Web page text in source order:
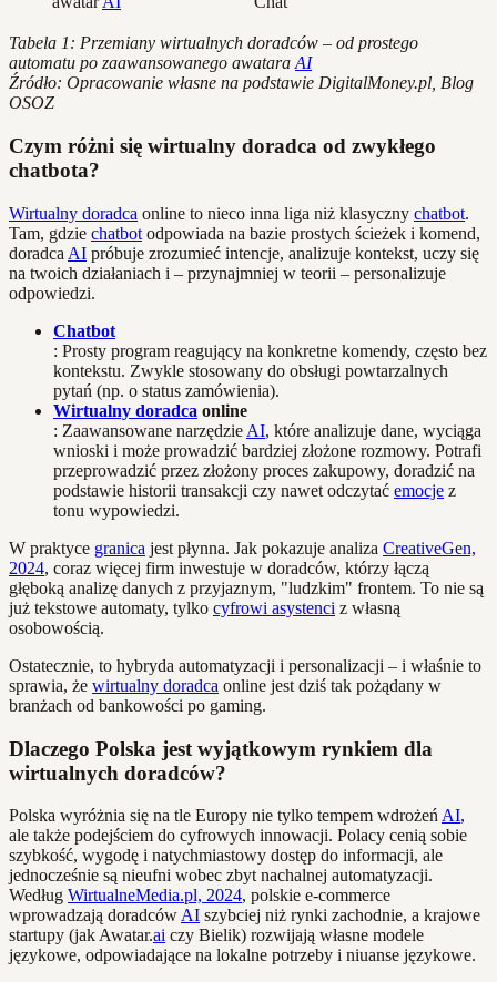
Tabela 1: Przemiany wirtualnych doradców – od prostego
automatu po zaawansowanego awatara AI
Źródło: Opracowanie własne na podstawie DigitalMoney.pl, Blog
OSOZ
Czym różni się wirtualny doradca od zwykłego
chatbota?
Wirtualny doradca online to nieco inna liga niż klasyczny chatbot.
Tam, gdzie chatbot odpowiada na bazie prostych ścieżek i komend,
doradca AI próbuje zrozumieć intencje, analizuje kontekst, uczy się
na twoich działaniach i – przynajmniej w teorii – personalizuje
odpowiedzi.
Chatbot
: Prosty program reagujący na konkretne komendy, często bez
kontekstu. Zwykle stosowany do obsługi powtarzalnych
pytań (np. o status zamówienia).
Wirtualny doradca online
: Zaawansowane narzędzie AI, które analizuje dane, wyciąga
wnioski i może prowadzić bardziej złożone rozmowy. Potrafi
przeprowadzić przez złożony proces zakupowy, doradzić na
podstawie historii transakcji czy nawet odczytać emocje z
tonu wypowiedzi.
W praktyce granica jest płynna. Jak pokazuje analiza CreativeGen,
2024, coraz więcej firm inwestuje w doradców, którzy łączą
głęboką analizę danych z przyjaznym, "ludzkim" frontem. To nie są
już tekstowe automaty, tylko cyfrowi asystenci z własną
osobowością.
Ostatecznie, to hybryda automatyzacji i personalizacji – i właśnie to
sprawia, że wirtualny doradca online jest dziś tak pożądany w
branżach od bankowości po gaming.
Dlaczego Polska jest wyjątkowym rynkiem dla
wirtualnych doradców?
Polska wyróżnia się na tle Europy nie tylko tempem wdrożeń AI,
ale także podejściem do cyfrowych innowacji. Polacy cenią sobie
szybkość, wygodę i natychmiastowy dostęp do informacji, ale
jednocześnie są nieufni wobec zbyt nachalnej automatyzacji.
Według WirtualneMedia.pl, 2024, polskie e-commerce
wprowadzają doradców AI szybciej niż rynki zachodnie, a krajowe
startupy (jak Awatar.ai czy Bielik) rozwijają własne modele
językowe, odpowiadające na lokalne potrzeby i niuanse językowe.